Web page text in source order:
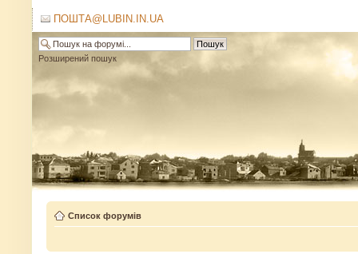
ПОШТА@LUBIN.IN.UA
Розширений пошук
Список форумів